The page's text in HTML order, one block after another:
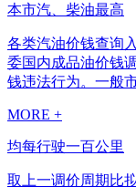
本市汽、柴油最高
各类汽油价钱查询
委国内成品油价钱
钱违法行为。一般
MORE +
均每行驶一百公里
取上一调价周期比